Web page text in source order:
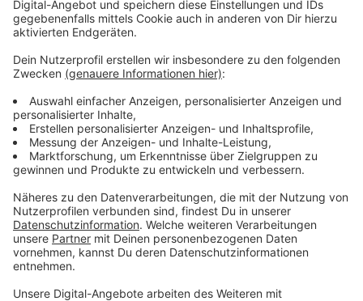
Mit der Teilnahme erklärt sich der Teilnehmer damit
einverstanden, dass RADIO NRW die erforderlichen
Telefonnummer) für die Dauer der Aktion speichert
und ausschließlich zur Findung des Gewinners und der
Gewinnabwicklung nutzt. Die Daten werden nach
Beendigung des Gewinnspiels gelöscht und nicht an
Dritte weitergegeben.
Teilnehmer haben das Recht, von RADIO NRW
jederzeit Auskunft zu verlangen über die zu ihnen bei
RADIO NRW gespeicherten Daten, sowie zu deren
Herkunft, Empfängern oder Kategorien von
Empfängern, an die diese Daten weitergegeben
werden und den Zweck der Speicherung (§ 34 BDSG;
Art. 15 Datenschutzgrundverordnung, DSGVO).